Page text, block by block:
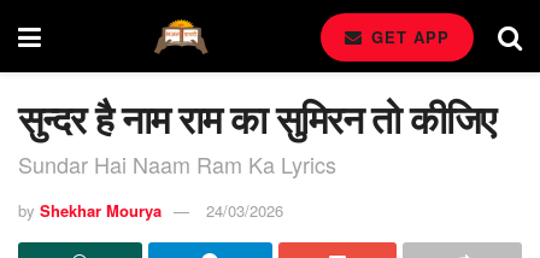
GET APP
सुन्दर है नाम राम का सुमिरन तो कीजिए
Sundar Hai Naam Ram Ka Lyrics
by Shekhar Mourya 24/03/2026